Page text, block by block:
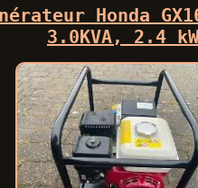
Honda
3.0KVA, 2.4 kW